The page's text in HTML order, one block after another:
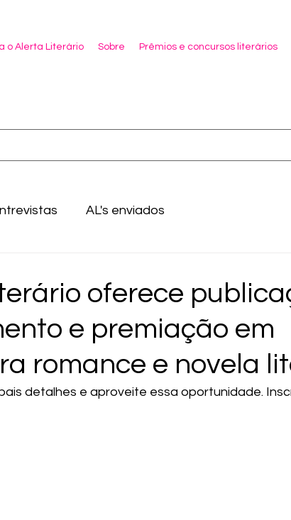
o Alerta Literário Sobre Prêmios e concursos literários
AL's enviados
oferece
e premiação em
romance e novela
detalhes e aproveite essa oportunidade.